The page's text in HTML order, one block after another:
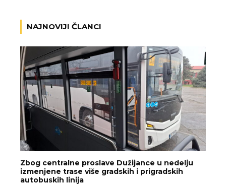
NAJNOVIJI ČLANCI
Zbog centralne proslave Dužijance u nedelju
izmenjene trase više gradskih i prigradskih
autobuskih linija